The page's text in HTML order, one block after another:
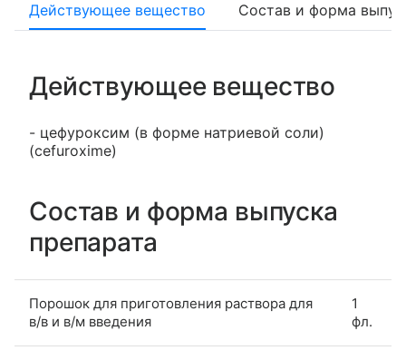
Действующее вещество Состав и форма
Действующее вещество
- цефуроксим (в форме натриевой соли)
(cefuroxime)
Состав и форма выпуска
препарата
Порошок для приготовления раствора для
в/в и в/м введения
1
фл.